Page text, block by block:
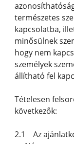
természetes
kapcsolatba,
minősülnek
hogy nem
személyek
állítható fel
Tételesen
következők:
2.1 Az